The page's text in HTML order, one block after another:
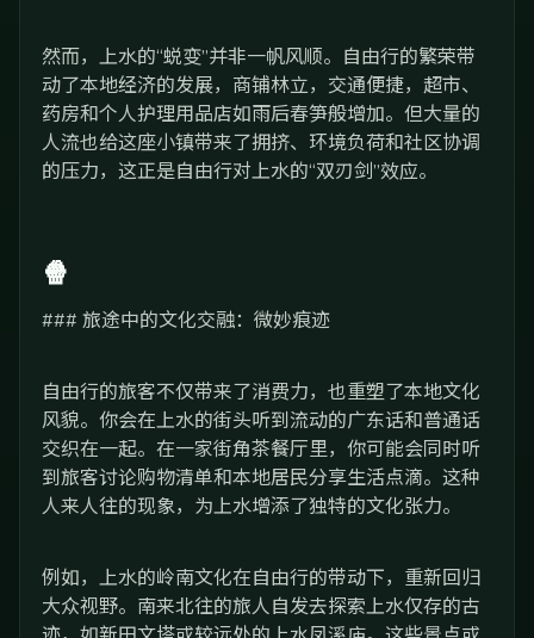
然而，上水的“蜕变”并非一帆风顺。自由行的繁荣带
动了本地经济的发展，商铺林立，交通便捷，超市、
药房和个人护理用品店如雨后春笋般增加。但大量的
人流也给这座小镇带来了拥挤、环境负荷和社区协调
的压力，这正是自由行对上水的“双刃剑”效应。
🍿
### 旅途中的文化交融：微妙痕迹
自由行的旅客不仅带来了消费力，也重塑了本地文化
风貌。你会在上水的街头听到流动的广东话和普通话
交织在一起。在一家街角茶餐厅里，你可能会同时听
到旅客讨论购物清单和本地居民分享生活点滴。这种
人来人往的现象，为上水增添了独特的文化张力。
例如，上水的岭南文化在自由行的带动下，重新回归
大众视野。南来北往的旅人自发去探索上水仅存的古